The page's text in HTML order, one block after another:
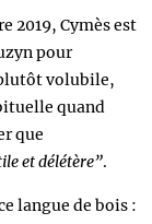
2019, Cymès est
pour
volubile,
quand
que
et délétère”.
langue de bois :